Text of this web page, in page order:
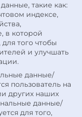
такие как:
индексе,
в которой
того чтобы
и улучшать
данные/
пользователь на
других наших
данные/
для того,